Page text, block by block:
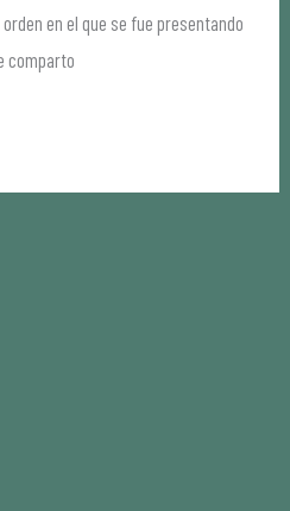
en el que se fue presentando
comparto